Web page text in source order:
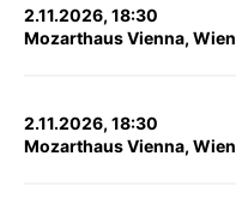
2.11.2026, 18:30
Mozarthaus Vienna, Wien
2.11.2026, 18:30
Mozarthaus Vienna, Wien